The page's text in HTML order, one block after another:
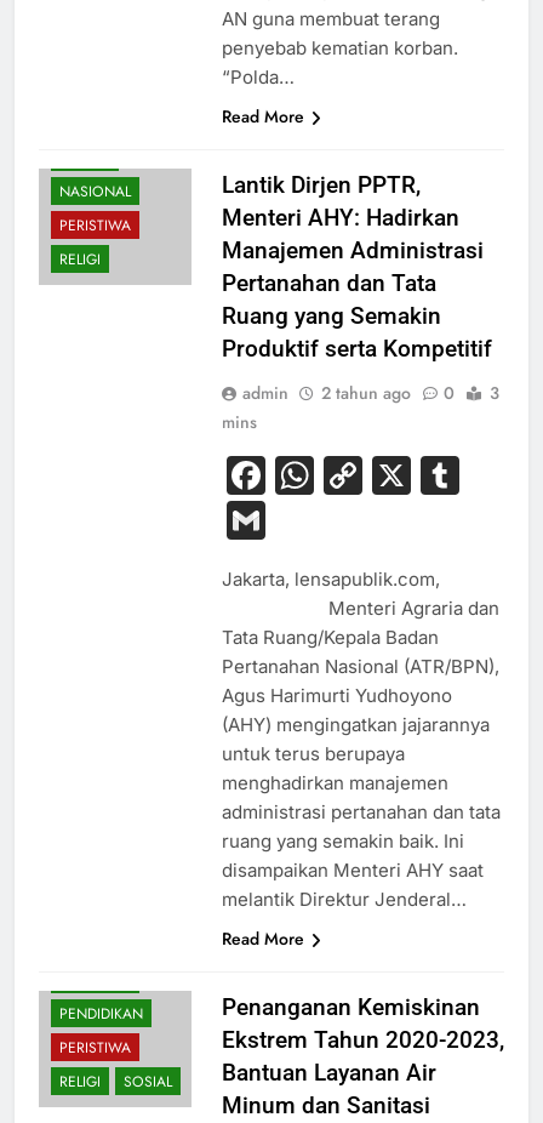
AN guna membuat terang
penyebab kematian korban.
“Polda…
Read More
NASIONAL
PERISTIWA
RELIGI
Lantik Dirjen PPTR,
Menteri AHY: Hadirkan
Manajemen Administrasi
Pertanahan dan Tata
Ruang yang Semakin
Produktif serta Kompetitif
admin 2 tahun ago 0
3
mins
Facebook
WhatsApp
Copy
X
Gmail
Jakarta, lensapublik.com,
Menteri Agraria dan
Tata Ruang/Kepala Badan
Pertanahan Nasional (ATR/BPN),
Agus Harimurti Yudhoyono
(AHY) mengingatkan jajarannya
untuk terus berupaya
menghadirkan manajemen
administrasi pertanahan dan tata
ruang yang semakin baik. Ini
disampaikan Menteri AHY saat
melantik Direktur Jenderal…
Read More
PENDIDIKAN
PERISTIWA
RELIGI
SOSIAL
Penanganan Kemiskinan
Ekstrem Tahun 2020-2023,
Bantuan Layanan Air
Minum dan Sanitasi